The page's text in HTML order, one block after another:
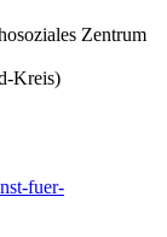
Zentrum
Kreis)
fuer-